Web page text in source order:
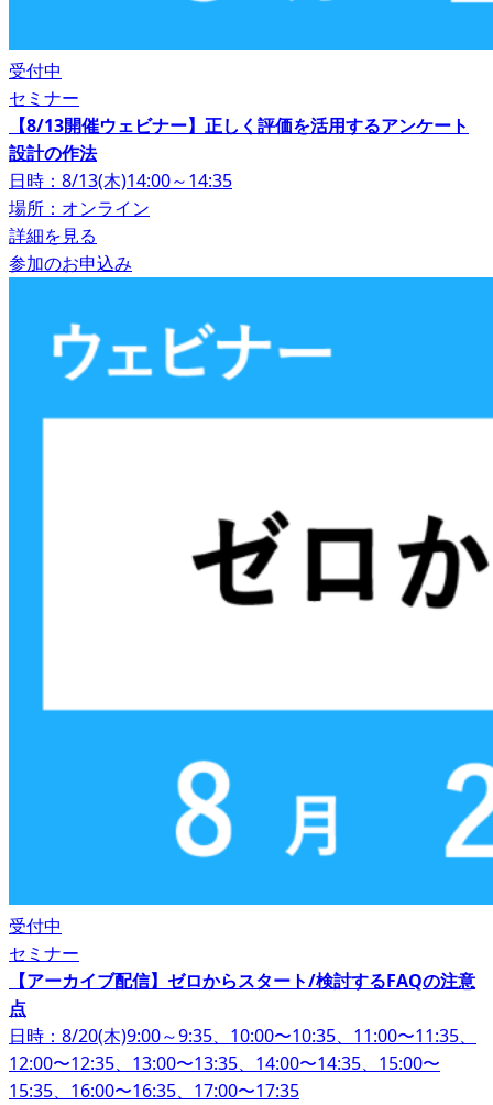
受付中
セミナー
【8/13開催ウェビナー】正しく評価を活用するアンケート
設計の作法
日時：8/13(木)14:00～14:35
場所：オンライン
詳細を見る
参加のお申込み
受付中
セミナー
【アーカイブ配信】ゼロからスタート/検討するFAQの注意
点
日時：8/20(木)9:00～9:35、10:00〜10:35、11:00〜11:35、
12:00〜12:35、13:00〜13:35、14:00〜14:35、15:00〜
15:35、16:00〜16:35、17:00〜17:35